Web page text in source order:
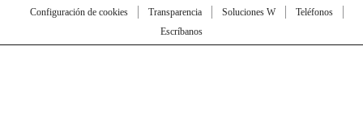
Configuración de cookies
Transparencia Soluciones W
Teléfonos
Escríbanos